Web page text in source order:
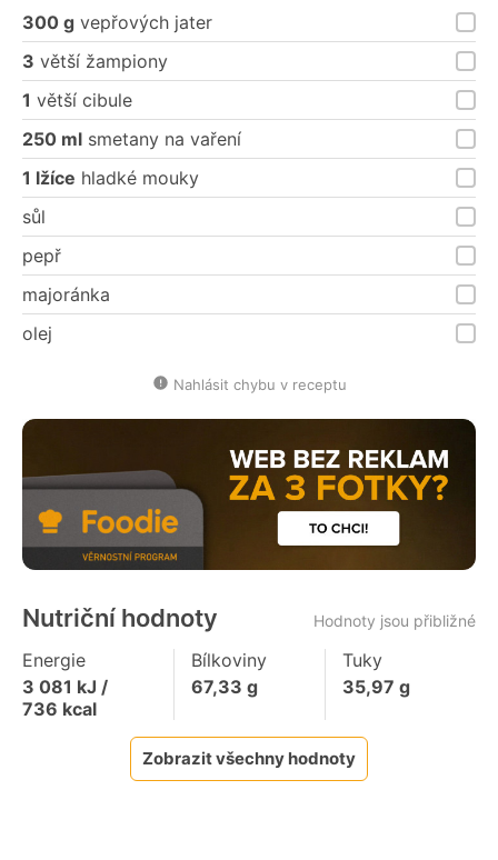
300 g vepřových jater
3 větší žampiony
1 větší cibule
250 ml smetany na vaření
1 lžíce hladké mouky
sůl
pepř
majoránka
olej
Nahlásit chybu v receptu
Nutriční hodnoty Hodnoty jsou přibližné
Energie
3 081 kJ /
736 kcal
Bílkoviny
67,33 g
Tuky
35,97 g
Zobrazit všechny hodnoty